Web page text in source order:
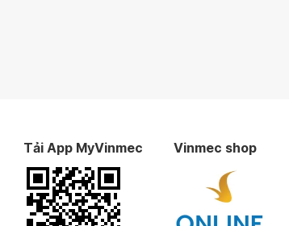
Tải App MyVinmec Vinmec shop